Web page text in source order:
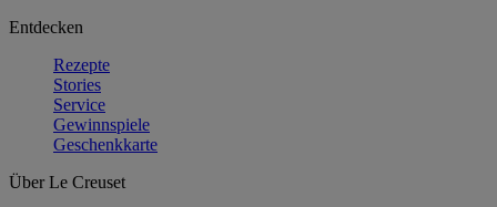
Entdecken
Rezepte
Stories
Service
Gewinnspiele
Geschenkkarte
Über Le Creuset